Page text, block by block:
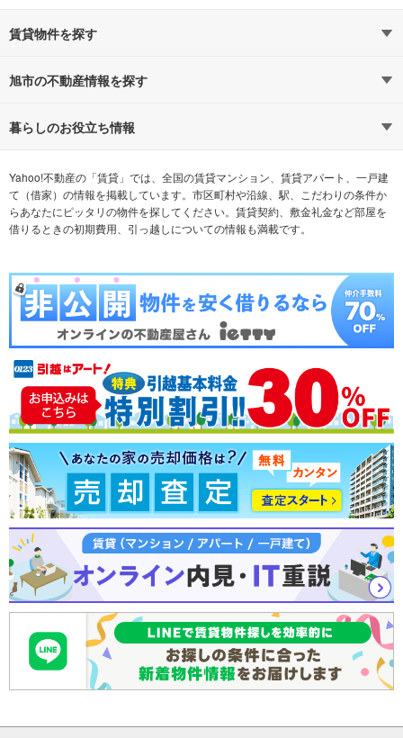
賃貸物件を探す
路線・駅から探す
通勤時間から探す
不動産会社から探す 希望の条件から探す
テーマから探す ランキングから探す
旭市の不動産情報を探す
不動産・住宅
新築マンション 中古マンション
新築一戸建て 中古一戸建て
注文住宅 土地
売却査定
暮らしのお役立ち情報
マンションカタログ 教えて！住まいの先生
Yahoo!不動産の「賃貸」では、全国の賃貸マンション、賃貸アパート、一戸建
て（借家）の情報を掲載しています。市区町村や沿線、駅、こだわりの条件か
らあなたにピッタリの物件を探してください。賃貸契約、敷金礼金など部屋を
借りるときの初期費用、引っ越しについての情報も満載です。